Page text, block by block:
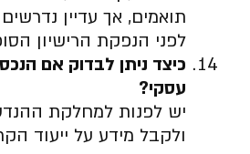
תואמים, אך עדיין
לפני הנפקת הרישיון
כיצד ניתן לבדוק אם
עסקי?
יש לפנות למחלקת
ולקבל מידע על ייעוד